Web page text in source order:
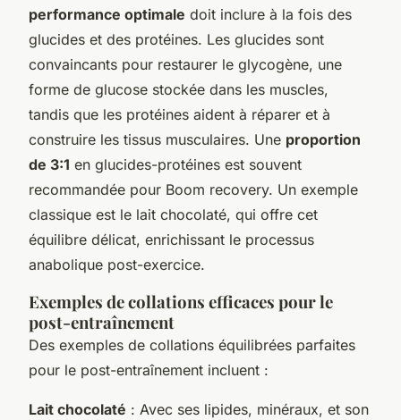
performance optimale doit inclure à la fois des
glucides et des protéines. Les glucides sont
convaincants pour restaurer le glycogène, une
forme de glucose stockée dans les muscles,
tandis que les protéines aident à réparer et à
construire les tissus musculaires. Une proportion
de 3:1 en glucides-protéines est souvent
recommandée pour Boom recovery. Un exemple
classique est le lait chocolaté, qui offre cet
équilibre délicat, enrichissant le processus
anabolique post-exercice.
Exemples de collations efficaces pour le
post-entraînement
Des exemples de collations équilibrées parfaites
pour le post-entraînement incluent :
Lait chocolaté : Avec ses lipides, minéraux, et son